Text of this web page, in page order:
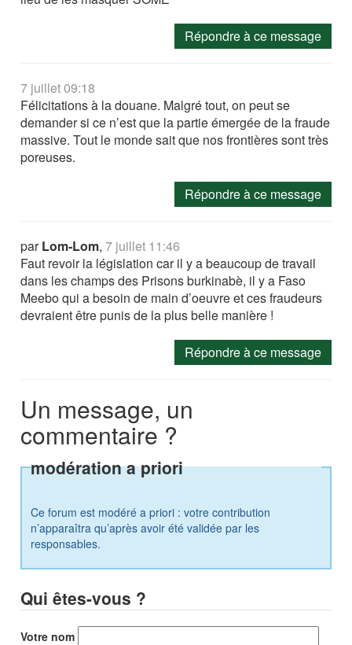
Répondre à ce message
7 juillet 09:18
Félicitations à la douane. Malgré tout, on peut se
demander si ce n’est que la partie émergée de la fraude
massive. Tout le monde sait que nos frontières sont très
poreuses.
Répondre à ce message
parLom-Lom,7 juillet 11:46
Faut revoir la législation car il y a beaucoup de travail
dans les champs des Prisons burkinabè, il y a Faso
Meebo qui a besoin de main d’oeuvre et ces fraudeurs
devraient être punis de la plus belle manière !
Répondre à ce message
Un message, un
commentaire ?
modération a priori
Ce forum est modéré a priori : votre contribution
n’apparaîtra qu’après avoir été validée par les
responsables.
Qui êtes-vous ?
Votre nom